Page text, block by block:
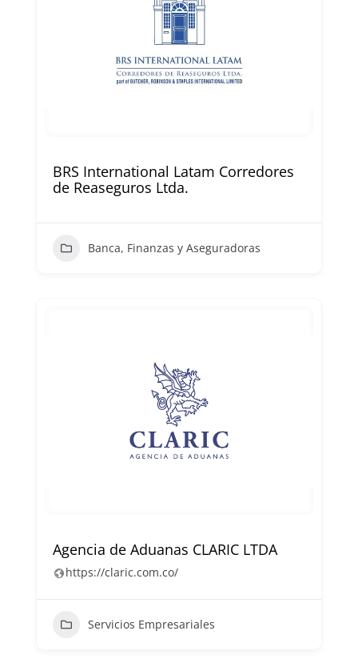
BRS International Latam Corredores
de Reaseguros Ltda.
Banca, Finanzas y Aseguradoras
Agencia de Aduanas CLARIC LTDA ​
https://claric.com.co/
Servicios Empresariales